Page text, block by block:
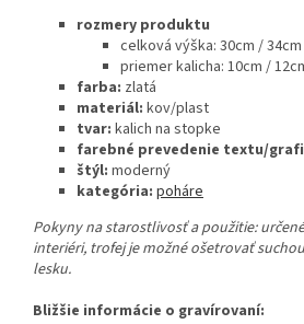
rozmery produktu
celková výška: 30cm /
priemer kalicha: 10cm /
farba: zlatá
materiál: kov/plast
tvar: kalich na stopke
farebné prevedenie textu/
štýl: moderný
kategória: poháre
Pokyny na starostlivosť a použitie:
interiéri, trofej je možné ošetrovať
lesku.
Bližšie informácie o gravírovaní: